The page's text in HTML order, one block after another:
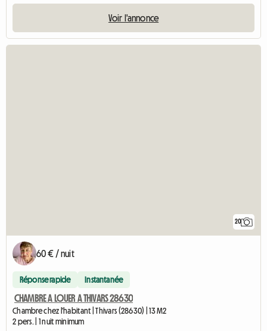
Voir l'annonce
20
60 € / nuit
Réponse rapide Instantanée
CHAMBRE A LOUER A THIVARS 28630
Chambre chez l'habitant | Thivars (28630) | 13 M2
2 pers. | 1 nuit minimum